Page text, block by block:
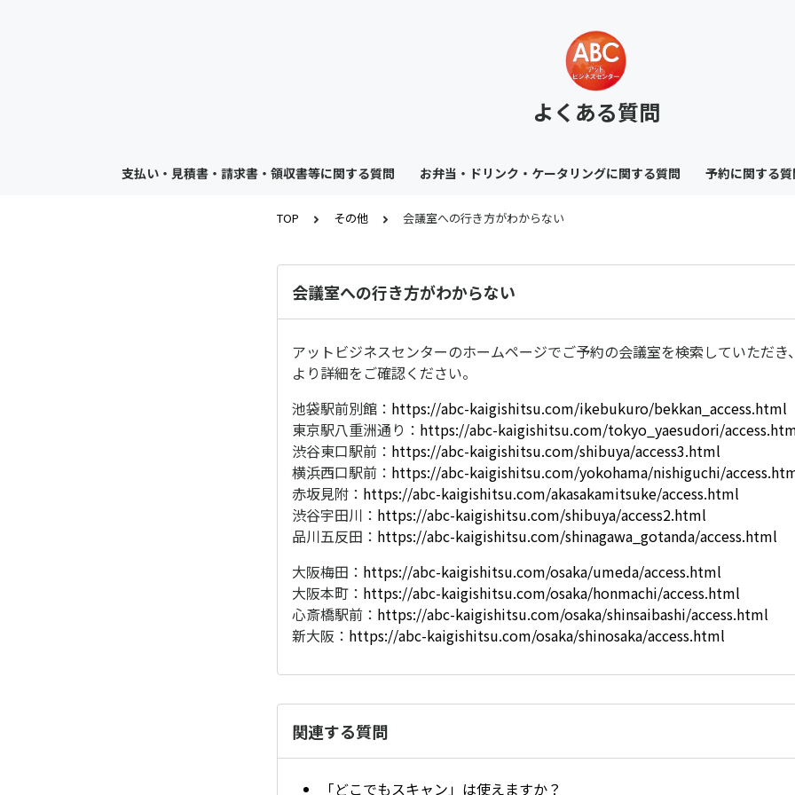
よくある質問
支払い・見積書・請求書・領収書等に関する質問 お弁当・ドリンク・ケータリングに関する質問 予約に関する質
TOP その他 会議室への行き方がわからない
会議室への行き方がわからない
アットビジネスセンターのホームページでご予約の会議室を検索していただき
より詳細をご確認ください。
池袋駅前別館： https://abc-kaigishitsu.com/ikebukuro/bekkan_access.html
東京駅八重洲通り： https://abc-kaigishitsu.com/tokyo_yaesudori/
渋谷東口駅前： https://abc-kaigishitsu.com/shibuya/access3.html
横浜西口駅前： https://abc-kaigishitsu.com/yokohama/nishiguchi/
赤坂見附： https://abc-kaigishitsu.com/akasakamitsuke/access.html
渋谷宇田川： https://abc-kaigishitsu.com/shibuya/access2.html
品川五反田： https://abc-kaigishitsu.com/shinagawa_gotanda/access.html
大阪梅田： https://abc-kaigishitsu.com/osaka/umeda/access.html
大阪本町： https://abc-kaigishitsu.com/osaka/honmachi/access.html
心斎橋駅前： https://abc-kaigishitsu.com/osaka/shinsaibashi/access.html
新大阪： https://abc-kaigishitsu.com/osaka/shinosaka/access.html
関連する質問
「どこでもスキャン」は使えますか？